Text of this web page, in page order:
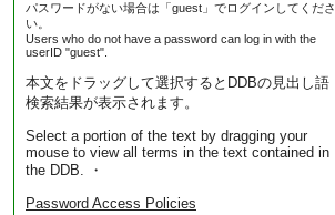
パスワードがない場合は「guest」でログインしてくださ
い。
Users who do not have a password can log in with the
userID "guest".
本文をドラッグして選択するとDDBの見出し語
検索結果が表示されます。
Select a portion of the text by dragging your
mouse to view all terms in the text contained in
the DDB. ・
Password Access Policies